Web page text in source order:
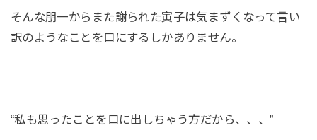
そんな朋一からまた謝られた寅子は気まずくなって言い
訳のようなことを口にするしかありません。
“私も思ったことを口に出しちゃう方だから、、、”